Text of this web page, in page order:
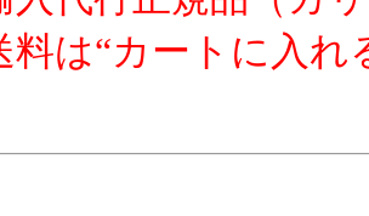
料は“カートに入れ